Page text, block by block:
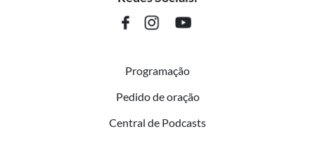
Programação
Pedido de oração
Central de Podcasts